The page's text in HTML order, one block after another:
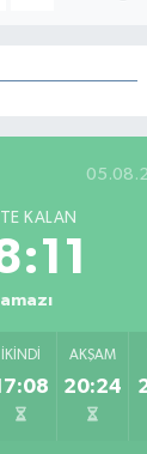
KALAN
İKINDI AKŞAM
20:24